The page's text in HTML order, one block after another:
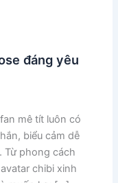
đáng yêu
mê tít luôn có
biểu cảm dễ
Từ phong cách
chibi xinh